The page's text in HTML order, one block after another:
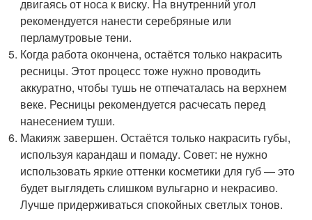
двигаясь от носа к виску. На внутренний угол
рекомендуется нанести серебряные или
перламутровые тени.
Когда работа окончена, остаётся только накрасить
ресницы. Этот процесс тоже нужно проводить
аккуратно, чтобы тушь не отпечаталась на верхнем
веке. Ресницы рекомендуется расчесать перед
нанесением туши.
Макияж завершен. Остаётся только накрасить губы,
используя карандаш и помаду. Совет: не нужно
использовать яркие оттенки косметики для губ — это
будет выглядеть слишком вульгарно и некрасиво.
Лучше придерживаться спокойных светлых тонов.